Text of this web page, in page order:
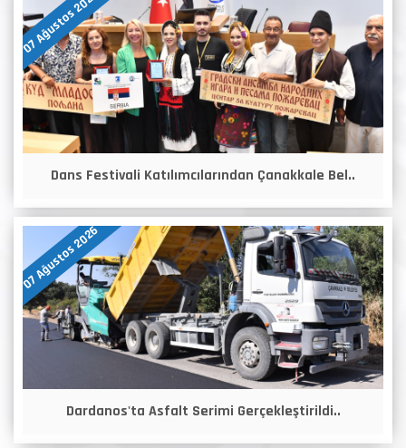
07 Ağustos 2026
Dans Festivali Katılımcılarından Çanakkale Bel..
07 Ağustos 2026
Dardanos'ta Asfalt Serimi Gerçekleştirildi..